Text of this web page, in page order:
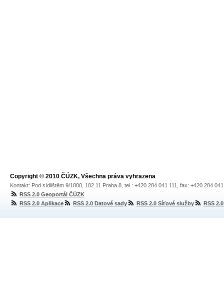
Copyright © 2010 ČÚZK, Všechna práva vyhrazena
Kontakt: Pod sídlištěm 9/1800, 182 11 Praha 8, tel.: +420 284 041 111, fax: +420 284
RSS 2.0 Geoportál ČÚZK
RSS 2.0 Aplikace
RSS 2.0 Datové sady RSS 2.0 Síťové služby RSS